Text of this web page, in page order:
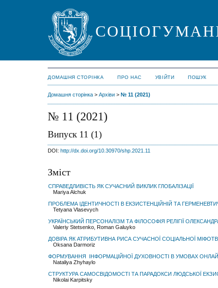
ДОМАШНЯ СТОРІНКА ПРО НАС УВІЙТИ ПОШУК
Домашня сторінка > Архіви > № 11 (2021)
№ 11 (2021)
Випуск 11 (1)
DOI: http://dx.doi.org/10.30970/shp.2021.11
Зміст
СПРАВЕДЛИВІСТЬ ЯК СУЧАСНИЙ ВИКЛИК ГЛОБАЛІЗАЦІЇ
Mariya Alchuk
ПРОБЛЕМА ІДЕНТИЧНОСТІ В ЕКЗИСТЕНЦІЙНІЙ ТА
Tetyana Vlasevych
УКРАЇНСЬКИЙ ПЕРСОНАЛІЗМ ТА ФІЛОСОФІЯ РЕЛІГІЇ
Valeriy Stetsenko, Roman Galuyko
ДОВІРА ЯК АТРИБУТИВНА РИСА СУЧАСНОЇ СОЦІАЛЬНОЇ
Oksana Darmoriz
ФОРМУВАННЯ ІНФОРМАЦІЙНОЇ ДУХОВНОСТІ В УМОВАХ
Nataliya Zhyhaylo
СТРУКТУРА САМОСВІДОМОСТІ ТА ПАРАДОКСИ ЛЮДСЬКОЇ
Nikolai Karpitsky